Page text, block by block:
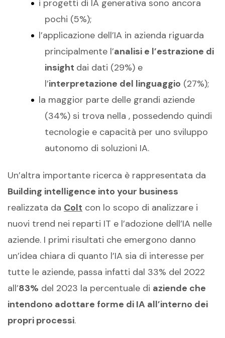
i progetti di IA generativa sono ancora
pochi (5%);
l’applicazione dell’IA in azienda riguarda
principalmente l’analisi e l’estrazione di
insight dai dati (29%) e
l’interpretazione del linguaggio (27%);
la maggior parte delle grandi aziende
(34%) si trova nella , possedendo quindi
tecnologie e capacità per uno sviluppo
autonomo di soluzioni IA.
Un’altra importante ricerca è rappresentata da
Building intelligence into your business
realizzata da Colt con lo scopo di analizzare i
nuovi trend nei reparti IT e l’adozione dell’IA nelle
aziende. I primi risultati che emergono danno
un’idea chiara di quanto l’IA sia di interesse per
tutte le aziende, passa infatti dal 33% del 2022
all’83% del 2023 la percentuale di aziende che
intendono adottare forme di IA all’interno dei
propri processi.